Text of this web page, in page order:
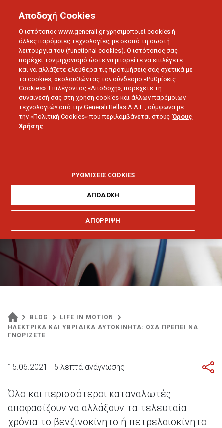
LIFE IN MOTION
να γνωρίζετε
BLOG
LIFE IN MOTION
ΗΛΕΚΤΡΙΚΑ ΚΑΙ ΥΒΡΙΔΙΚΑ ΑΥΤΟΚΙΝΗΤΑ: ΟΣΑ ΠΡΕΠΕΙ ΝΑ
ΓΝΩΡΙΖΕΤΕ
15.06.2021 - 5 λεπτά ανάγνωσης
Όλο και περισσότεροι καταναλωτές
αποφασίζουν να αλλάξουν τα τελευταία
χρόνια το βενζινοκίνητο ή πετρελαιοκίνητο
Αποδοχή Cookies
Ο ιστότοπος www.generali.gr χρησιμοποιεί cookies ή
άλλες παρόμοιες τεχνολογίες, με σκοπό τη σωστή
λειτουργία του (functional cookies). Ο ιστότοπος σας
παρέχει τον μηχανισμό ώστε να μπορείτε να επιλέγετε
και να αλλάζετε ελεύθερα τις προτιμήσεις σας σχετικά με
τα cookies, ακολουθώντας τον σύνδεσμο «Ρυθμίσεις
Cookies». Επιλέγοντας «Αποδοχή», παρέχετε τη
συναίνεσή σας στη χρήση cookies και άλλων παρόμοιων
τεχνολογιών από την Generali Hellas A.A.E., σύμφωνα με
την «Πολιτική Cookies» που περιλαμβάνεται στους Όρους
Χρήσης
ΡΥΘΜΙΣΕΙΣ COOKIES
ΑΠΟΡΡΙΨΗ
ΑΠΟΔΟΧΗ